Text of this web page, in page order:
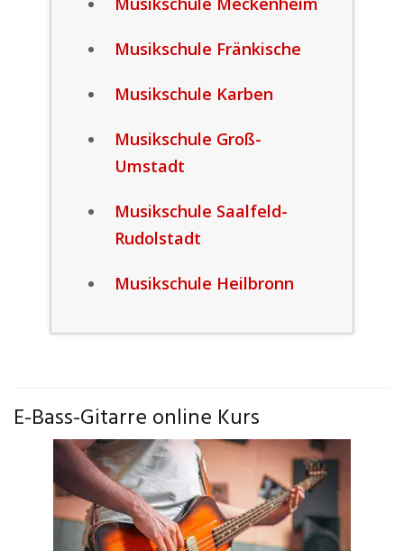
Musikschule Fränkische
Musikschule Karben
Musikschule Groß-
Umstadt
Musikschule Saalfeld-
Rudolstadt
Musikschule Heilbronn
E-Bass-Gitarre online Kurs